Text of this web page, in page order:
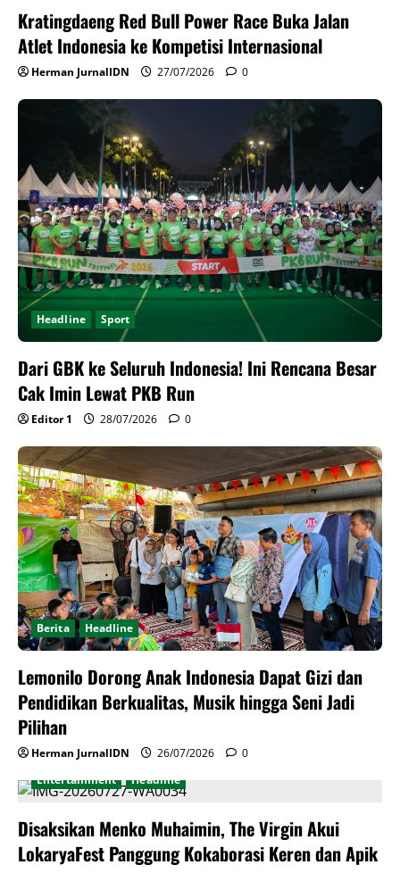
Kratingdaeng Red Bull Power Race Buka Jalan
Atlet Indonesia ke Kompetisi Internasional
Herman JurnalIDN 27/07/2026 0
Headline Sport
Dari GBK ke Seluruh Indonesia! Ini Rencana Besar
Cak Imin Lewat PKB Run
Editor 1 28/07/2026 0
Berita Headline
Lemonilo Dorong Anak Indonesia Dapat Gizi dan
Pendidikan Berkualitas, Musik hingga Seni Jadi
Pilihan
Herman JurnalIDN 26/07/2026
0
Entertainment
Headline
Disaksikan Menko Muhaimin, The Virgin Akui
LokaryaFest Panggung Kokaborasi Keren dan Apik